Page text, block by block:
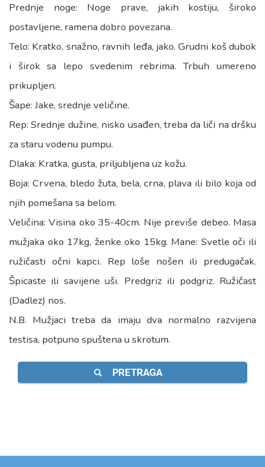
Prednje noge: Noge prave, jakih kostiju, široko
postavljene, ramena dobro povezana.
Telo: Kratko, snažno, ravnih leđa, jako. Grudni koš dubok
i širok sa lepo svedenim rebrima. Trbuh umereno
prikupljen.
Šape: Jake, srednje veličine.
Rep: Srednje dužine, nisko usađen, treba da liči na dršku
za staru vodenu pumpu.
Dlaka: Kratka, gusta, priljubljena uz kožu.
Boja: Crvena, bledo žuta, bela, crna, plava ili bilo koja od
njih pomešana sa belom.
Veličina: Visina oko 35-40cm. Nije previše debeo. Masa
mužjaka oko 17kg, ženke oko 15kg. Mane: Svetle oči ili
ružičasti očni kapci. Rep loše nošen ili predugačak.
Špicaste ili savijene uši. Predgriz ili podgriz. Ružičast
(Dadlez) nos.
N.B. Mužjaci treba da imaju dva normalno razvijena
testisa, potpuno spuštena u skrotum.
PRETRAGA